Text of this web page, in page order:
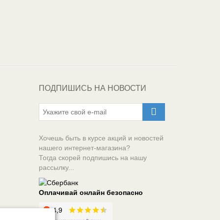
ПОДПИШИСЬ НА НОВОСТИ
Хочешь быть в курсе акций и новостей
нашего интернет-магазина?
Тогда скорей подпишись на нашу
рассылку...
Оплачивай онлайн безопасно